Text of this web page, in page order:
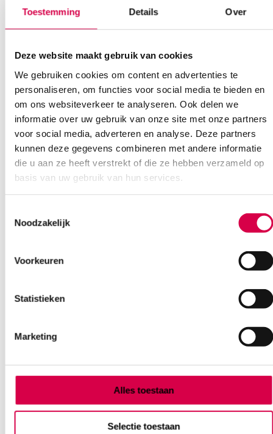
Toestemming Details Over
Deze website maakt gebruik van cookies
We gebruiken cookies om content en advertenties te
personaliseren, om functies voor social media te bieden en
om ons websiteverkeer te analyseren. Ook delen we
informatie over uw gebruik van onze site met onze partners
voor social media, adverteren en analyse. Deze partners
kunnen deze gegevens combineren met andere informatie
die u aan ze heeft verstrekt of die ze hebben verzameld op
basis van uw gebruik van hun services.
Noodzakelijk
Voorkeuren
Statistieken
Marketing
Alles toestaan
Selectie toestaan
hy@pro N4.0 nitril handschoenen, M, zwart
(100)
DISTRIFUND
100 stuks, 4 gram, zwart
Direct leverbaar
hy@pro N4.0 nitril handschoenen, S, zwart
(100)